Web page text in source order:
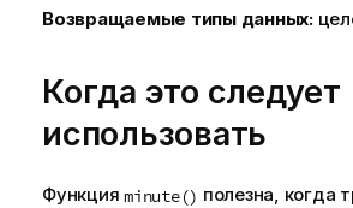
Возвращаемые типы данных:
Когда это следует
использовать
Функция minute() полезна, когда